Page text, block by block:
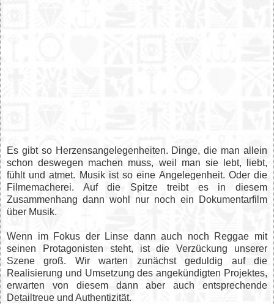
Es gibt so Herzensangelegenheiten. Dinge, die man allein
schon deswegen machen muss, weil man sie lebt, liebt,
fühlt und atmet. Musik ist so eine Angelegenheit. Oder die
Filmemacherei. Auf die Spitze treibt es in diesem
Zusammenhang dann wohl nur noch ein Dokumentarfilm
über Musik.
Wenn im Fokus der Linse dann auch noch Reggae mit
seinen Protagonisten steht, ist die Verzückung unserer
Szene groß. Wir warten zunächst geduldig auf die
Realisierung und Umsetzung des angekündigten Projektes,
erwarten von diesem dann aber auch entsprechende
Detailtreue und Authentizität.